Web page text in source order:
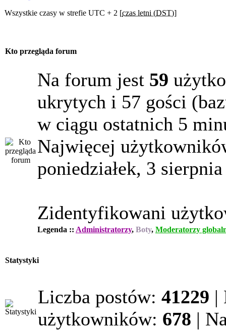
Wszystkie czasy w strefie UTC + 2 [czas letni (DST)]
Kto przegląda forum
Na forum jest 59
ukrytych i 57 gości
w ciągu ostatnich 5
Najwięcej
poniedziałek, 3
Zidentyfikowani
Legenda :: Administratorzy, Boty, Moderatorzy
Statystyki
Liczba postów: 41229 |
użytkowników: 678 |